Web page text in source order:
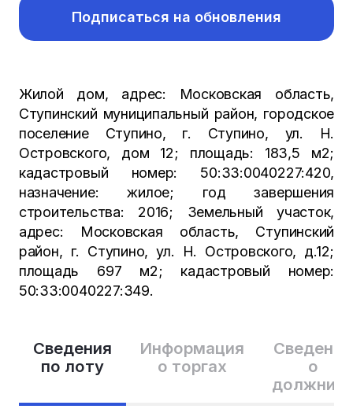
Сведения
по лоту
Информация
о торгах
Сведения
о
Подписаться на обновления
Жилой дом, адрес: Московская область,
Ступинский муниципальный район, городское
поселение Ступино, г. Ступино, ул. Н.
Островского, дом 12; площадь: 183,5 м2;
кадастровый номер: 50:33:0040227:420,
назначение: жилое; год завершения
строительства: 2016; Земельный участок,
адрес: Московская область, Ступинский
район, г. Ступино, ул. Н. Островского, д.12;
площадь 697 м2; кадастровый номер:
50:33:0040227:349.